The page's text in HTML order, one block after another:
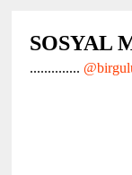
SOSYAL
..............